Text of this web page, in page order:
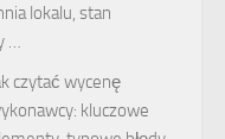
lokalu, stan
…
czytać wycenę
kluczowe